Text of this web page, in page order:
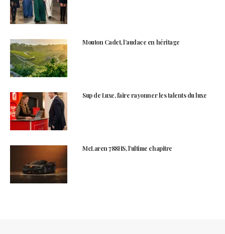
Mouton Cadet, l’audace en héritage
Sup de Luxe, faire rayonner les talents du luxe
McLaren 788HS, l’ultime chapitre